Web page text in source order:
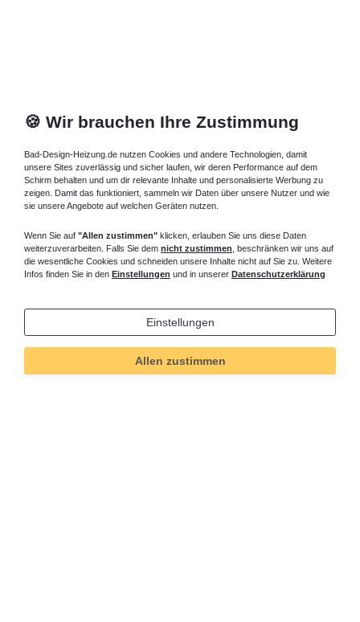
🍪 Wir brauchen Ihre Zustimmung
Bad-Design-Heizung.de nutzen Cookies und andere Technologien, damit
unsere Sites zuverlässig und sicher laufen, wir deren Performance auf dem
Schirm behalten und um dir relevante Inhalte und personalisierte Werbung zu
zeigen. Damit das funktioniert, sammeln wir Daten über unsere Nutzer und wie
sie unsere Angebote auf welchen Geräten nutzen.
Wenn Sie auf "Allen zustimmen" klicken, erlauben Sie uns diese Daten
weiterzuverarbeiten. Falls Sie dem nicht zustimmen , beschränken wir uns auf
die wesentliche Cookies und schneiden unsere Inhalte nicht auf Sie zu. Weitere
Infos finden Sie in den Einstellungen und in unserer Datenschutzerklärung
Einstellungen
Allen zustimmen